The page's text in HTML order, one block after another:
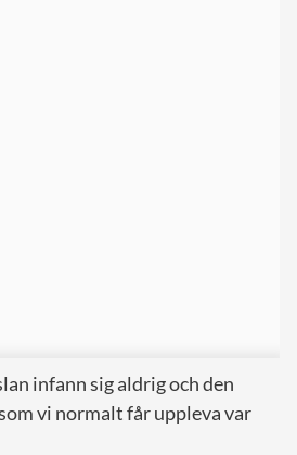
infann sig aldrig och den
vi normalt får uppleva var